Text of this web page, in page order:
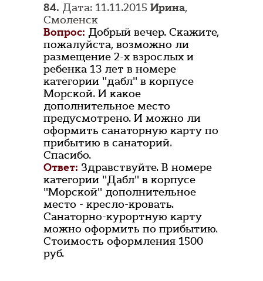
84. Дата: 11.11.2015 Ирина,
Смоленск
Вопрос: Добрый вечер. Скажите,
пожалуйста, возможно ли
размещение 2-х взрослых и
ребенка 13 лет в номере
категории "дабл" в корпусе
Морской. И какое
дополнительное место
предусмотрено. И можно ли
оформить санаторную карту по
прибытию в санаторий.
Спасибо.
Ответ: Здравствуйте. В номере
категории "Дабл" в корпусе
"Морской" дополнительное
место - кресло-кровать.
Санаторно-курортную карту
можно оформить по прибытию.
Стоимость оформления 1500
руб.